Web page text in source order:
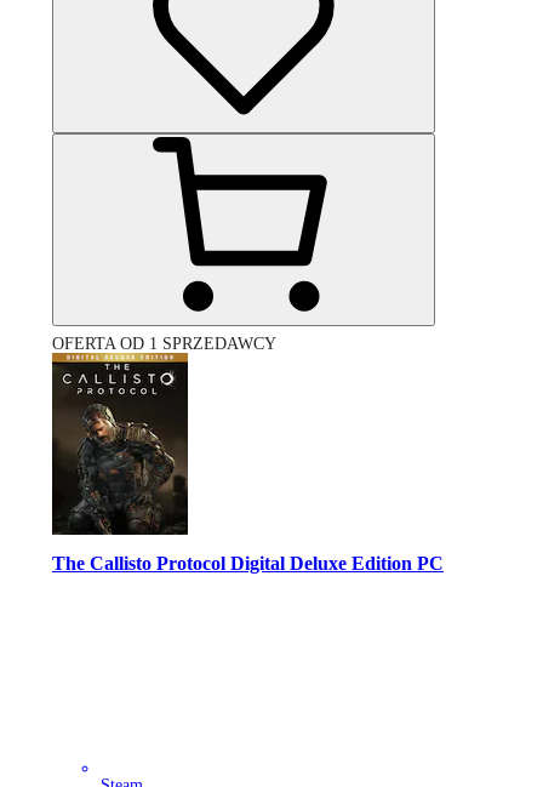
OFERTA OD 1 SPRZEDAWCY
The Callisto Protocol Digital Deluxe Edition PC